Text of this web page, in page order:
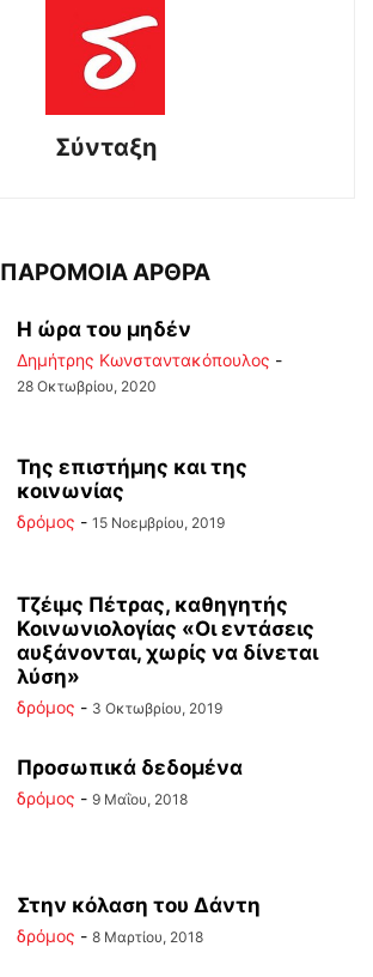
Σύνταξη
ΠΑΡΟΜΟΙΑ ΑΡΘΡΑ
Η ώρα του μηδέν
Δημήτρης Κωνσταντακόπουλος -
28 Οκτωβρίου, 2020
Της επιστήμης και της
κοινωνίας
δρόμος - 15 Νοεμβρίου, 2019
Τζέιμς Πέτρας, καθηγητής
Κοινωνιολογίας «Οι εντάσεις
αυξάνονται, χωρίς να δίνεται
λύση»
δρόμος - 3 Οκτωβρίου, 2019
Προσωπικά δεδομένα
δρόμος - 9 Μαΐου, 2018
Στην κόλαση του Δάντη
δρόμος - 8 Μαρτίου, 2018